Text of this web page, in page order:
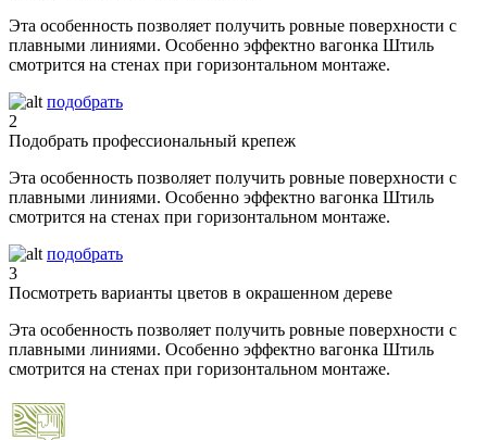
Эта особенность позволяет получить ровные поверхности с
плавными линиями. Особенно эффектно вагонка Штиль
смотрится на стенах при горизонтальном монтаже.
подобрать
2
Подобрать профессиональный крепеж
Эта особенность позволяет получить ровные поверхности с
плавными линиями. Особенно эффектно вагонка Штиль
смотрится на стенах при горизонтальном монтаже.
подобрать
3
Посмотреть варианты цветов в окрашенном дереве
Эта особенность позволяет получить ровные поверхности с
плавными линиями. Особенно эффектно вагонка Штиль
смотрится на стенах при горизонтальном монтаже.